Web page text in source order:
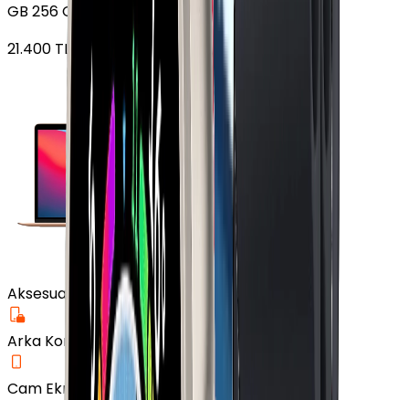
GB 256 GB Altın
21.400 TL'den başlayan fiyatlar
Aksesuar
Arka Koruma Kılıf
Cam Ekran Koruyucu